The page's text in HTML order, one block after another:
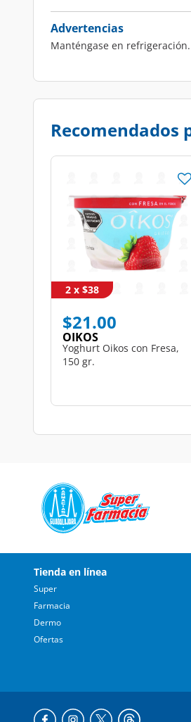
Advertencias
Manténgase en refrigeración.
Recomendados
$21.00
OIKOS
Yoghurt Oikos con Fresa,
150 gr.
2 x $38
Tienda en línea
Super
Farmacia
Dermo
Ofertas